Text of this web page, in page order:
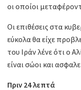
οι οποίοι
Οι επιθέσεις στα
εύκολα θα είχε
του Ιράν λένε ότι ο
είναι σώοι και
Πριν 24 λεπτά